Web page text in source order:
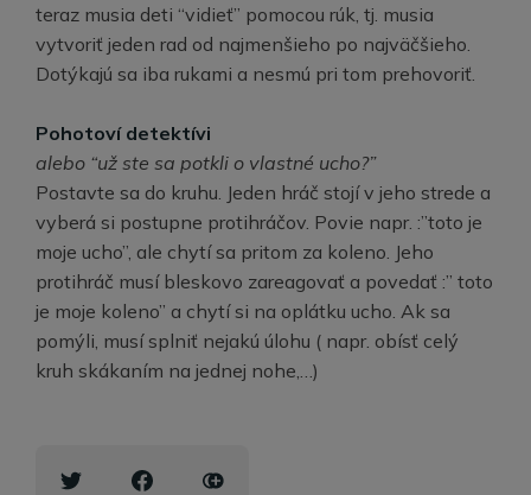
teraz musia deti “vidieť” pomocou rúk, tj. musia
vytvoriť jeden rad od najmenšieho po najväčšieho.
Dotýkajú sa iba rukami a nesmú pri tom prehovoriť.
Pohotoví detektívi
alebo “už ste sa potkli o vlastné ucho?”
Postavte sa do kruhu. Jeden hráč stojí v jeho strede a
vyberá si postupne protihráčov. Povie napr. :”toto je
moje ucho”, ale chytí sa pritom za koleno. Jeho
protihráč musí bleskovo zareagovať a povedať :” toto
je moje koleno” a chytí si na oplátku ucho. Ak sa
pomýli, musí splniť nejakú úlohu ( napr. obísť celý
kruh skákaním na jednej nohe,…)